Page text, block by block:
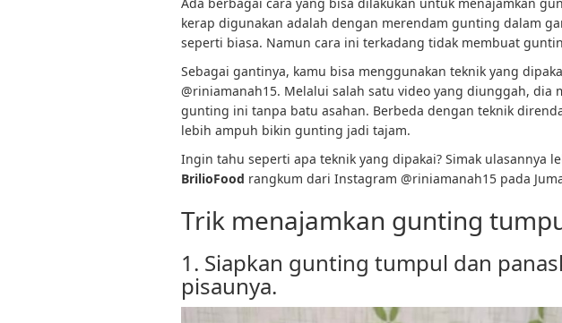
kerap digunakan adalah dengan merendam gunting dalam
seperti biasa. Namun cara ini terkadang tidak membuat
Sebagai gantinya, kamu bisa menggunakan teknik yang
@riniamanah15. Melalui salah satu video yang diunggah, dia
gunting ini tanpa batu asahan. Berbeda dengan teknik
lebih ampuh bikin gunting jadi tajam.
Ingin tahu seperti apa teknik yang dipakai? Simak ulasannya
BrilioFood rangkum dari Instagram @riniamanah15 pada
Trik menajamkan gunting
1. Siapkan gunting tumpul dan
pisaunya.